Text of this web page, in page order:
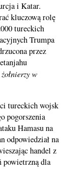
i Katar.
kluczową rolę
tureckich
Trumpa
przez
w
tureckich wojsk
pogorszenia
Hamasu na
odpowiedział na
handel z
powietrzną dla